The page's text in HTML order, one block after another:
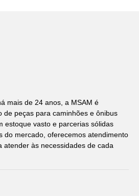
mais de 24 anos, a MSAM é
de peças para caminhões e ônibus
estoque vasto e parcerias sólidas
do mercado, oferecemos atendimento
atender às necessidades de cada